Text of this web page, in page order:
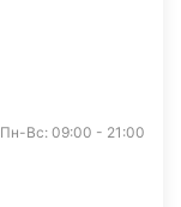
Пн-Вс: 09:00 - 21:00